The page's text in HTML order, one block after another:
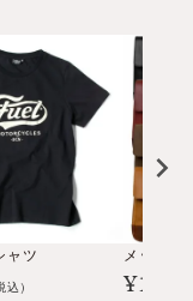
ャツ
込)
メッセン
¥